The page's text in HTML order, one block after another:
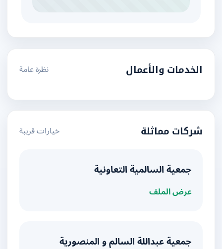
الخدمات والأعمال نظرة عامة
شركات مماثلة خيارات قريبة
جمعية السالمية التعاونية
عرض الملف
جمعية عبداللة السالم و المنصورية